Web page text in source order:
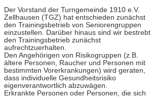
Der Vorstand der Turngemeinde 1910 e.V.
Zellhausen (TGZ) hat entschieden zunächst
den Trainingsbetrieb von Seniorengruppen
einzustellen. Darüber hinaus sind wir bestrebt
den Trainingsbetrieb zunächst
aufrechtzuerhalten.
Den Angehörigen von Risikogruppen (z.B.
ältere Personen, Raucher und Personen mit
bestimmten Vorerkrankungen) wird geraten,
dass individuelle Gesundheitsrisiko
eigenverantwortlich abzuwägen.
Erkrankte Personen oder Personen, die sich